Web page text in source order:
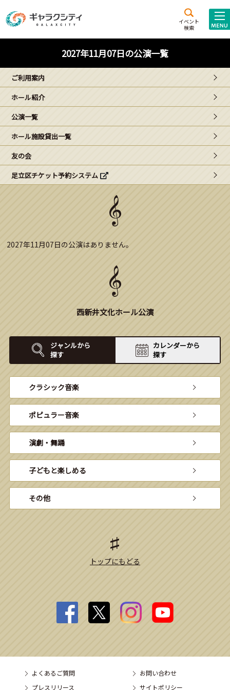
イベント
検索
施設案内
西新井
文化ホール
ギャラクシティとは
こどもみーてぃんぐ
Gがくえん
ブランドからのお知らせ
2027年11月07日の公演一覧
ご利用案内
ホール紹介
公演一覧
ホール施設貸出一覧
友の会
足立区チケット予約システム
2027年11月07日の公演はありません。
西新井文化ホール公演
ジャンルから
探す
カレンダーから
探す
クラシック音楽
ポピュラー音楽
演劇・舞踊
子どもと楽しめる
その他
トップにもどる
よくあるご質問
お問い合わせ
プレスリリース
サイトポリシー